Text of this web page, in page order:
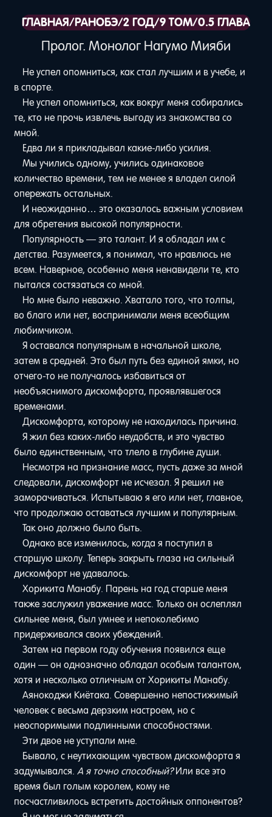
ГЛАВНАЯ/РАНОБЭ/2 ГОД/9 ТОМ/0.5 ГЛАВА
Пролог. Монолог Нагумо Мияби
Не успел опомниться, как стал лучшим и в учебе, и
в спорте.
Не успел опомниться, как вокруг меня собирались
те, кто не прочь извлечь выгоду из знакомства со
мной.
Едва ли я прикладывал какие-либо усилия.
Мы учились одному, учились одинаковое
количество времени, тем не менее я владел силой
опережать остальных.
И неожиданно… это оказалось важным условием
для обретения высокой популярности.
Популярность — это талант. И я обладал им с
детства. Разумеется, я понимал, что нравлюсь не
всем. Наверное, особенно меня ненавидели те, кто
пытался состязаться со мной.
Но мне было неважно. Хватало того, что толпы,
во благо или нет, воспринимали меня всеобщим
любимчиком.
Я оставался популярным в начальной школе,
затем в средней. Это был путь без единой ямки, но
отчего-то не получалось избавиться от
необъяснимого дискомфорта, проявлявшегося
временами.
Дискомфорта, которому не находилась причина.
Я жил без каких-либо неудобств, и это чувство
было единственным, что тлело в глубине души.
Несмотря на признание масс, пусть даже за мной
следовали, дискомфорт не исчезал. Я решил не
заморачиваться. Испытываю я его или нет, главное,
что продолжаю оставаться лучшим и популярным.
Так оно должно было быть.
Однако все изменилось, когда я поступил в
старшую школу. Теперь закрыть глаза на сильный
дискомфорт не удавалось.
Хорикита Манабу. Парень на год старше меня
также заслужил уважение масс. Только он ослеплял
сильнее меня, был умнее и непоколебимо
придерживался своих убеждений.
Затем на первом году обучения появился еще
один — он однозначно обладал особым талантом,
хотя и несколько отличным от Хорикиты Манабу.
Аянокоджи Киётака. Совершенно непостижимый
человек с весьма дерзким настроем, но с
неоспоримыми подлинными способностями.
Эти двое не уступали мне.
Бывало, с неутихающим чувством дискомфорта я
задумывался. А я точно способный?Или все это
время был голым королем, кому не
посчастливилось встретить достойных оппонентов?